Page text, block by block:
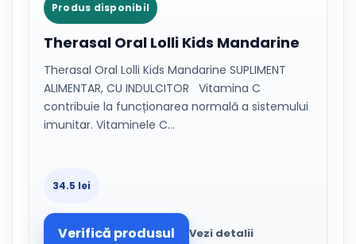
Produs disponibil
Therasal Oral Lolli Kids Mandarine
Therasal Oral Lolli Kids Mandarine SUPLIMENT
ALIMENTAR, CU INDULCITOR Vitamina C
contribuie la funcționarea normală a sistemului
imunitar. Vitaminele C…
34.5 lei
Verifică produsul Vezi detalii